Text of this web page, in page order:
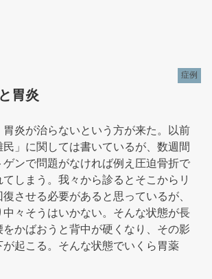
症例
胃炎
炎が治らないという方が来た。以前
」に関しては書いているが、数週間
ンで問題がなければ例え圧迫骨折で
てしまう。我々から診るとそこからリ
させる必要があると思っているが、
々そうはいかない。そんな状態が長
をかばおうと背中が硬くなり、その影
起こる。そんな状態でいくら胃薬